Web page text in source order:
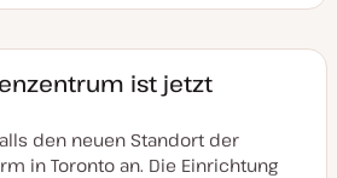
ist jetzt
den neuen Standort der
in Toronto an. Die Einrichtung